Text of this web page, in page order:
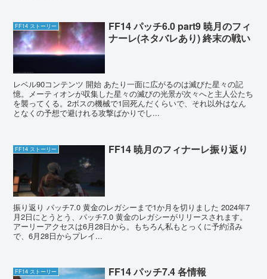
FF14 ストーリー
FF14 パッチ6.0 part9 暁月のフィ
ナーレ(ネタバレあり) 終末の戦い
レベル90コンテンツ 開始 あたり一面に広がるのは滅びた星々の記
憶。メーティオンが収集した星々の滅びの光景が次々へと主人公たち
を襲ってくる。2ボスの機械で1回死んだくらいで、それ以外はなん
となくの予想で避けれる攻撃ばかりでし...
FF14 ストーリー FF14 暁月のフィナーレ振り返り
振り返り パッチ7.0 黄金のレガシーまで1か月を切りました 2024年7
月2日にとうとう、パッチ7.0 黄金のレガシーがリリースされます。
アーリーアクセスは6月28日から。もちろん私もとっくに予約済み
で、6月28日からプレイ...
FF14 ストーリー FF14 パッチ7.4 各情報